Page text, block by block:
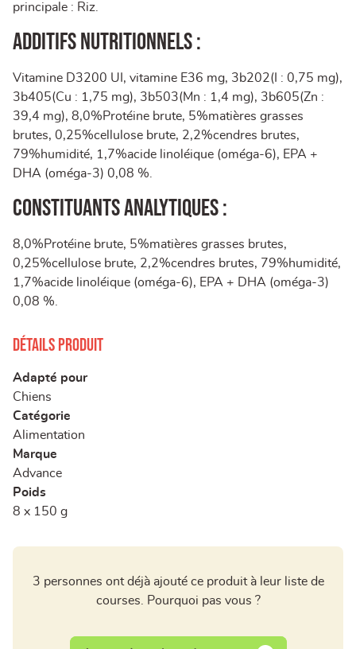
principale : Riz.
Additifs nutritionnels :
Vitamine D3200 UI, vitamine E36 mg, 3b202(I : 0,75 mg),
3b405(Cu : 1,75 mg), 3b503(Mn : 1,4 mg), 3b605(Zn :
39,4 mg), 8,0%Protéine brute, 5%matières grasses
brutes, 0,25%cellulose brute, 2,2%cendres brutes,
79%humidité, 1,7%acide linoléique (oméga-6), EPA +
DHA (oméga-3) 0,08 %.
Constituants analytiques :
8,0%Protéine brute, 5%matières grasses brutes,
0,25%cellulose brute, 2,2%cendres brutes, 79%humidité,
1,7%acide linoléique (oméga-6), EPA + DHA (oméga-3)
0,08 %.
Détails produit
Adapté pour
Chiens
Catégorie
Alimentation
Marque
Advance
Poids
8 x 150 g
3 personnes ont déjà ajouté ce produit à leur liste de
courses. Pourquoi pas vous ?